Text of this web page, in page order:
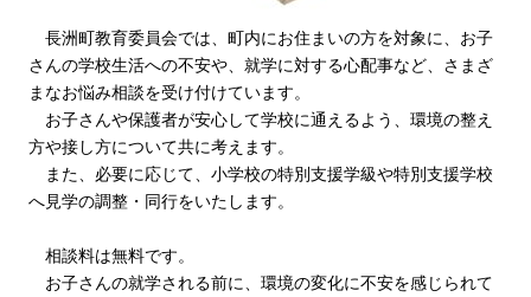
長洲町教育委員会では、町内にお住まいの方を対象に、お子
さんの学校生活への不安や、就学に対する心配事など、さまざ
まなお悩み相談を受け付けています。
お子さんや保護者が安心して学校に通えるよう、環境の整え
方や接し方について共に考えます。
また、必要に応じて、小学校の特別支援学級や特別支援学校
へ見学の調整・同行をいたします。
相談料は無料です。
お子さんの就学される前に、環境の変化に不安を感じられて